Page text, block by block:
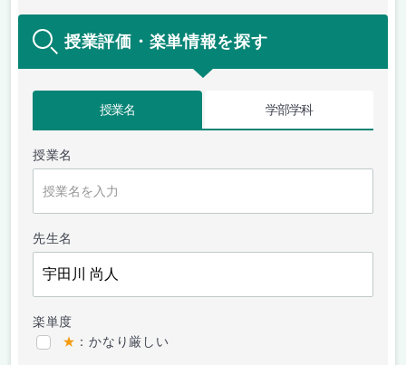
授業評価・楽単情報を探す
授業名 学部学科
授業名
先生名
楽単度
★ ：かなり厳しい